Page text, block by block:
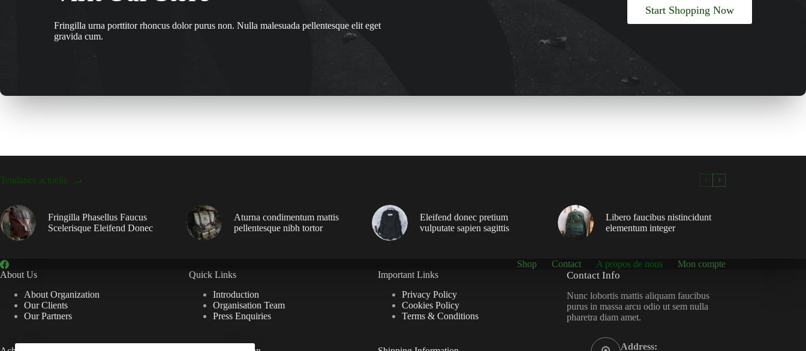
Fringilla urna porttitor rhoncus dolor purus non. Nulla malesuada pellentesque elit eget
gravida cum.
Start Shopping Now
Tendance actuelle
Fringilla Phasellus Faucus
Scelerisque Eleifend Donec
Aturna condimentum mattis
pellentesque nibh tortor
Eleifend donec pretium
vulputate sapien sagittis
Libero faucibus nistincidunt
elementum integer
Shop Contact A propos de nous
Mon compte
About Us
About Organization
Our Clients
Our Partners
Quick Links
Introduction
Organisation Team
Press Enquiries
Important Links
Privacy Policy
Cookies Policy
Terms & Conditions
Contact Info
Nunc lobortis mattis aliquam faucibus
purus in massa arcu odio ut sem nulla
pharetra diam amet.
Address: